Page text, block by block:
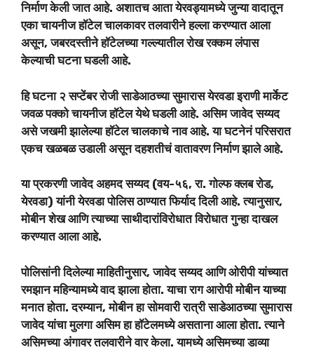
निर्माण केली जात आहे. अशातच आता येरवड्यामध्ये जुन्या वादातून
एका चायनीज हॉटेल चालकावर तलवारीने हल्ला करण्यात आला
असून, जबरदस्तीने हॉटेलच्या गल्ल्यातील रोख रक्कम लंपास
केल्याची घटना घडली आहे.
हि घटना २ सप्टेंबर रोजी साडेआठच्या सुमारास येरवडा इराणी मार्केट
जवळ पक्को चायनीज हॉटेल येथे घडली आहे. असिम जावेद सय्यद
असे जखमी झालेल्या हॉटेल चालकाचे नाव आहे. या घटनेनं परिसरात
एकच खळबळ उडाली असून दहशतीचं वातावरण निर्माण झाले आहे.
या प्रकरणी जावेद अहमद सय्यद (वय-५६, रा. गोल्फ क्लब रोड,
येरवडा) यांनी येरवडा पोलिस ठाण्यात फिर्याद दिली आहे. त्यानुसार,
मोबीन शेख आणि त्याच्या साथीदारांविरोधात विरोधात गुन्हा दाखल
करण्यात आला आहे.
पोलिसांनी दिलेल्या माहितीनुसार, जावेद सय्यद आणि ओरीपी यांच्यात
रमझान महिन्यामध्ये वाद झाला होता. याचा राग आरोपी मोबीन याच्या
मनात होता. दरम्यान, मोबीन हा सोमवारी रात्री साडेआठच्या सुमारास
जावेद यांचा मुलगा असिम हा हॉटेलमध्ये असताना आला होता. त्याने
असिमच्या अंगावर तलवारीने वार केला. यामध्ये असिमच्या डाव्या